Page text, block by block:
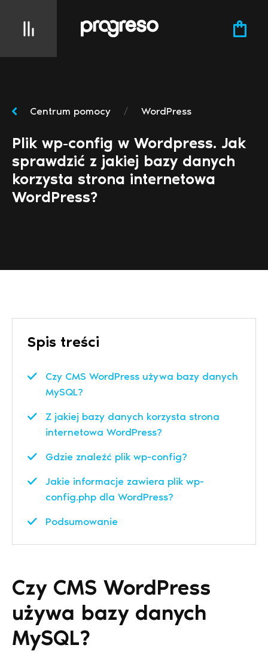
Centrum pomocy / WordPress
Plik wp-config w Wordpress. Jak
sprawdzić z jakiej bazy danych
korzysta strona internetowa
WordPress?
Spis treści
Czy CMS WordPress używa bazy danych
MySQL?
Z jakiej bazy danych korzysta strona
internetowa WordPress?
Gdzie znaleźć plik wp-config?
Jakie informacje zawiera plik wp-
config.php dla WordPress?
Podsumowanie
Czy CMS WordPress
używa bazy danych
MySQL?